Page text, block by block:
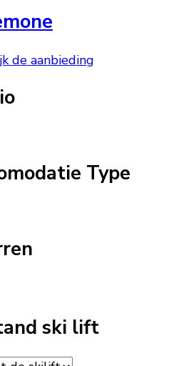
de aanbieding
Type
ski lift